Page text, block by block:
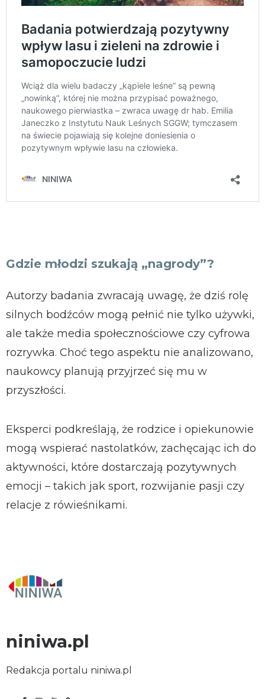
Gdzie młodzi szukają „nagrody”?
Autorzy badania zwracają uwagę, że dziś rolę
silnych bodźców mogą pełnić nie tylko używki,
ale także media społecznościowe czy cyfrowa
rozrywka. Choć tego aspektu nie analizowano,
naukowcy planują przyjrzeć się mu w
przyszłości.
Eksperci podkreślają, że rodzice i opiekunowie
mogą wspierać nastolatków, zachęcając ich do
aktywności, które dostarczają pozytywnych
emocji – takich jak sport, rozwijanie pasji czy
relacje z rówieśnikami.
niniwa.pl
Redakcja portalu niniwa.pl